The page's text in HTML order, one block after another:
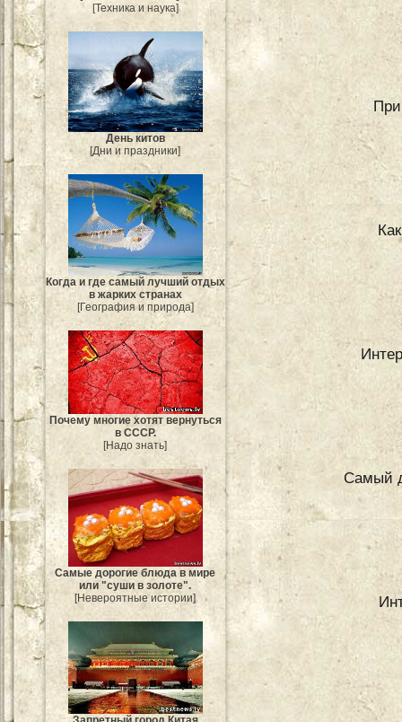
[Техника и наука]
День китов
[Дни и праздники]
Когда и где самый лучший отдых
в жарких странах
[География и природа]
Почему многие хотят вернуться
в СССР.
[Надо знать]
Самые дорогие блюда в мире
или "суши в золоте".
[Невероятные истории]
Самый